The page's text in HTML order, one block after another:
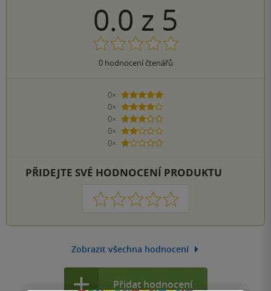
0.0 z 5
0hodnocení čtenářů
0×
5 hvězdiček
0×
4 hvězdičky
0×
3 hvězdičky
0×
2 hvězdičky
0×
1 hvezdička
PŘIDEJTE SVÉ HODNOCENÍ PRODUKTU
1 2 3 4 5
Zobrazit všechna hodnocení
Přidat hodnocení